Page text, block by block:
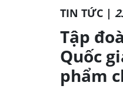
TIN TỨC |
Tập
Quốc
phẩm